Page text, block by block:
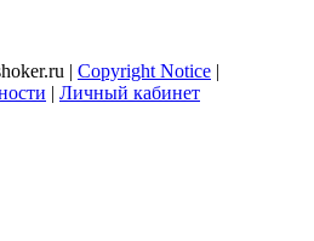
| Copyright Notice |
| Личный кабинет